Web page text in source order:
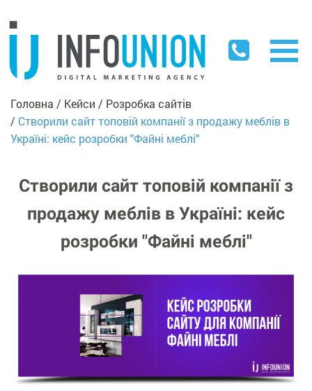
Головна Кейси
Розробка сайтiв
Створили сайт топовій компанії з продажу меблів в
Україні: кейс розробки "Файні меблі"
Створили сайт топовій компанії з
продажу меблів в Україні: кейс
розробки "Файні меблі"